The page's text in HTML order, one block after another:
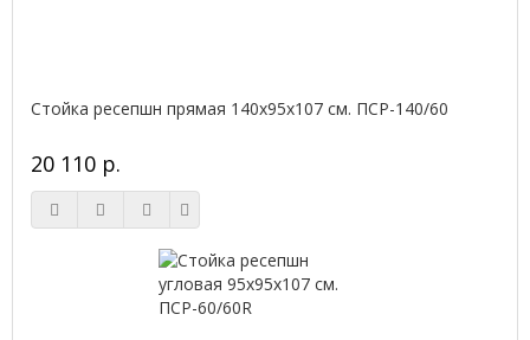
Стойка ресепшн прямая 140х95х107 см. ПСР-140/60
20 110 р.